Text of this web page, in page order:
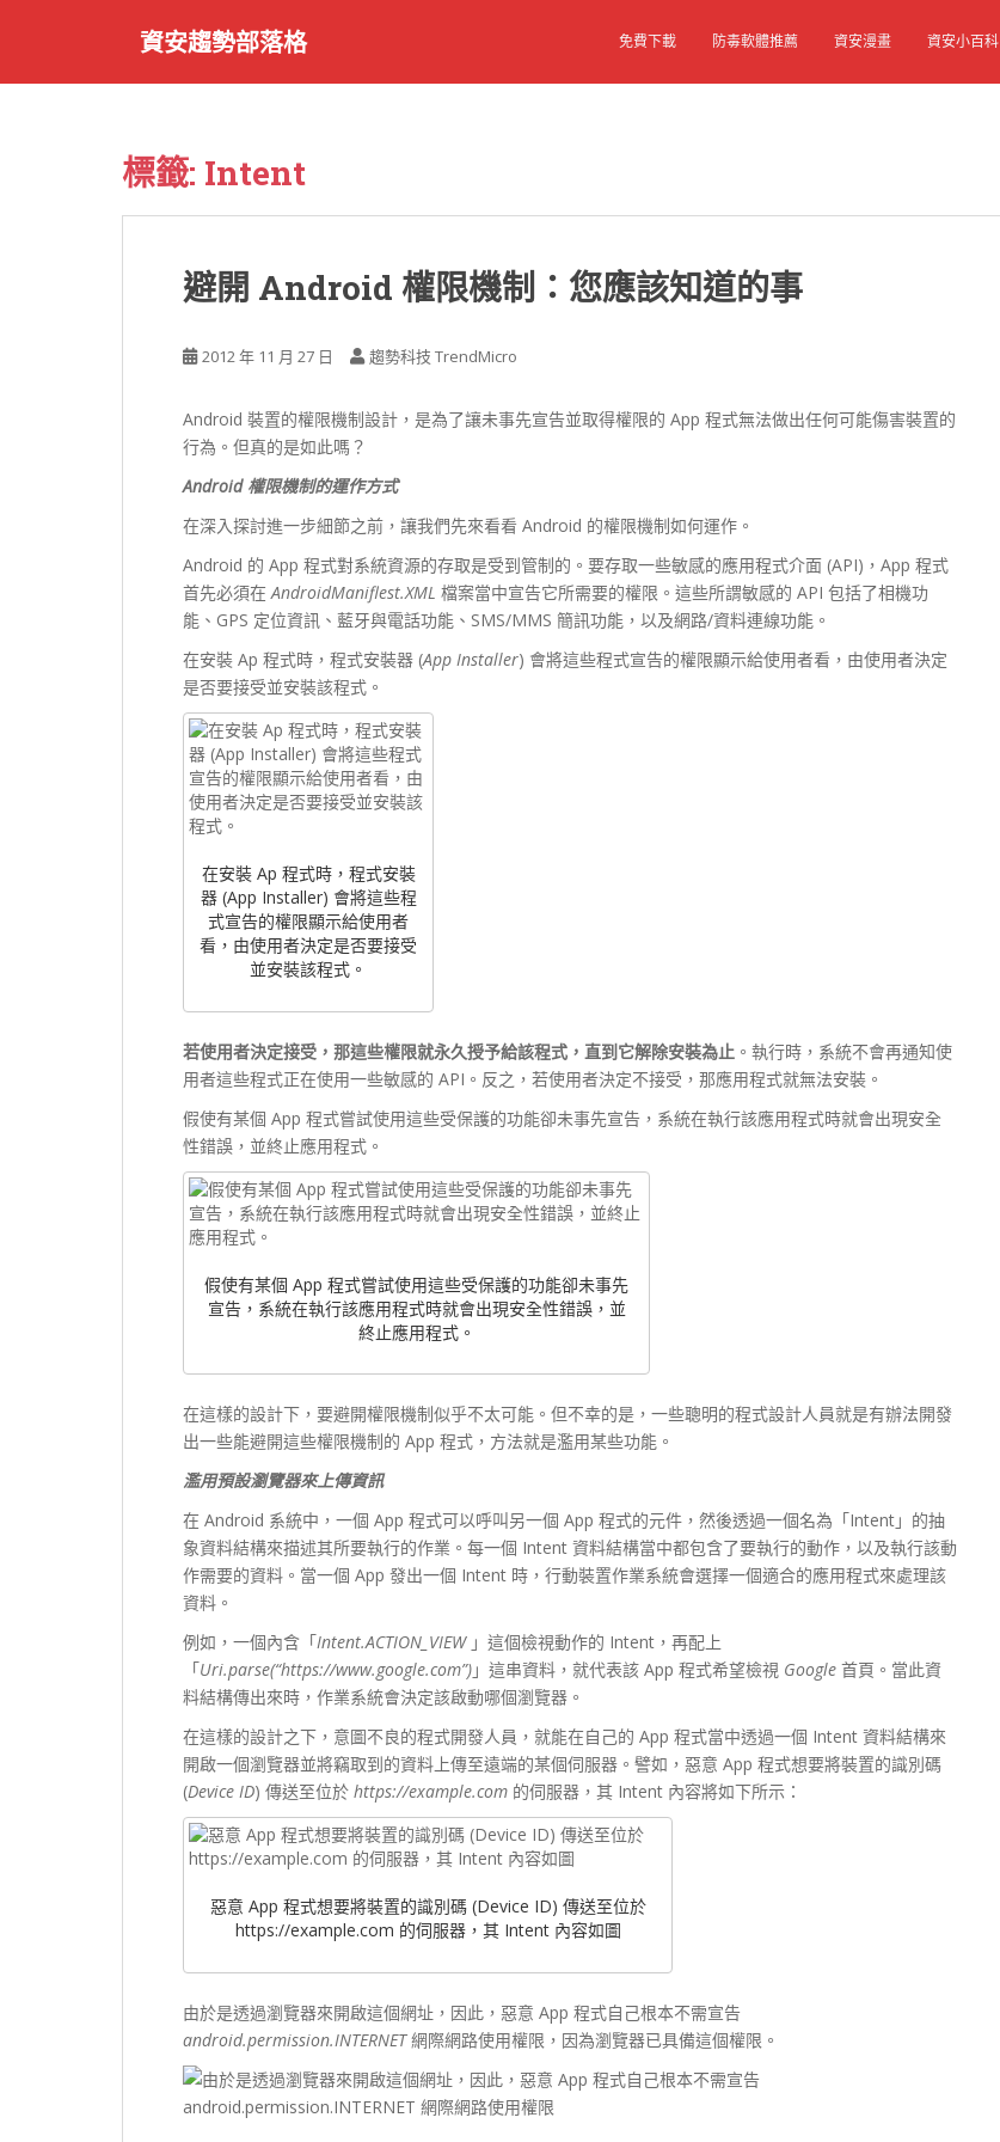
資安趨勢部落格 免費下載 防毒軟體推薦 資安漫畫 資安小百科
標籤: Intent
避開 Android 權限機制：您應該知道的事
2012 年 11 月 27 日 趨勢科技 TrendMicro
Android 裝置的權限機制設計，是為了讓未事先宣告並取得權限的 App 程式無法做出任何可能傷害裝置的
行為。但真的是如此嗎？
Android 權限機制的運作方式
在深入探討進一步細節之前，讓我們先來看看 Android 的權限機制如何運作。
Android 的 App 程式對系統資源的存取是受到管制的。要存取一些敏感的應用程式介面 (API)，App 程式
首先必須在AndroidManiflest.XML 檔案當中宣告它所需要的權限。這些所謂敏感的 API 包括了相機功
能、GPS 定位資訊、藍牙與電話功能、SMS/MMS 簡訊功能，以及網路/資料連線功能。
在安裝 Ap 程式時，程式安裝器 (App Installer) 會將這些程式宣告的權限顯示給使用者看，由使用者決定
是否要接受並安裝該程式。
在安裝 Ap 程式時，程式安裝
器 (App Installer) 會將這些程
式宣告的權限顯示給使用者
看，由使用者決定是否要接受
並安裝該程式。
若使用者決定接受，那這些權限就永久授予給該程式，直到它解除安裝為止 。執行時，系統不會再通知使
用者這些程式正在使用一些敏感的 API。反之，若使用者決定不接受，那應用程式就無法安裝。
假使有某個 App 程式嘗試使用這些受保護的功能卻未事先宣告，系統在執行該應用程式時就會出現安全
性錯誤，並終止應用程式。
假使有某個 App 程式嘗試使用這些受保護的功能卻未事先
宣告，系統在執行該應用程式時就會出現安全性錯誤，並
終止應用程式。
在這樣的設計下，要避開權限機制似乎不太可能。但不幸的是，一些聰明的程式設計人員就是有辦法開發
出一些能避開這些權限機制的 App 程式，方法就是濫用某些功能。
濫用預設瀏覽器來上傳資訊
在 Android 系統中，一個 App 程式可以呼叫另一個 App 程式的元件，然後透過一個名為「Intent」的抽
象資料結構來描述其所要執行的作業。每一個 Intent 資料結構當中都包含了要執行的動作，以及執行該動
作需要的資料。當一個 App 發出一個 Intent 時，行動裝置作業系統會選擇一個適合的應用程式來處理該
資料。
例如，一個內含「Intent.ACTION_VIEW」這個檢視動作的 Intent，再配上
「Uri.parse(“https://www.google.com”) 」這串資料，就代表該 App 程式希望檢視 Google 首頁。當此資
料結構傳出來時，作業系統會決定該啟動哪個瀏覽器。
在這樣的設計之下，意圖不良的程式開發人員，就能在自己的 App 程式當中透過一個 Intent 資料結構來
開啟一個瀏覽器並將竊取到的資料上傳至遠端的某個伺服器。譬如，惡意 App 程式想要將裝置的識別碼
(Device ID) 傳送至位於 https://example.com 的伺服器，其 Intent 內容將如下所示：
惡意 App 程式想要將裝置的識別碼 (Device ID) 傳送至位於
https://example.com 的伺服器，其 Intent 內容如圖
由於是透過瀏覽器來開啟這個網址，因此，惡意 App 程式自己根本不需宣告
android.permission.INTERNET網際網路使用權限，因為瀏覽器已具備這個權限。